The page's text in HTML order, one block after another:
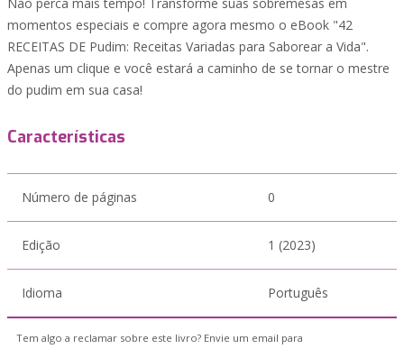
momentos especiais e compre agora mesmo o eBook "42
RECEITAS DE Pudim: Receitas Variadas para Saborear a Vida".
Apenas um clique e você estará a caminho de se tornar o mestre
do pudim em sua casa!
Características
Número de páginas 0
Edição 1 (2023)
Idioma Português
Tem algo a reclamar sobre este livro? Envie um email para